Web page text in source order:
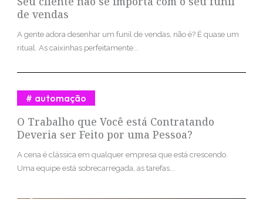
de vendas
A gente adora desenhar um funil de vendas, não é? É quase um
ritual. As caixinhas perfeitamente...
O Trabalho que Você está Contratando
Deveria ser Feito por uma Pessoa?
automação
A cena é clássica em qualquer empresa que está crescendo.
Uma equipe está sobrecarregada, as tarefas...